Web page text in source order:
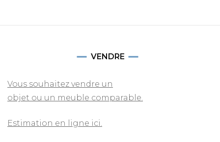
VENDRE
Vous souhaitez vendre un
objet ou un meuble comparable.
Estimation en ligne ici.